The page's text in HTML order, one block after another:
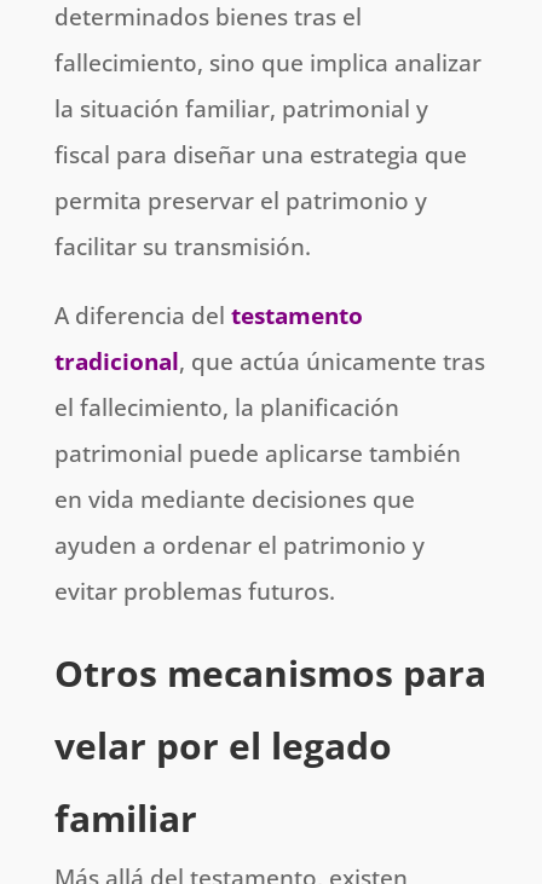
determinados bienes tras el
fallecimiento, sino que implica analizar
la situación familiar, patrimonial y
fiscal para diseñar una estrategia que
permita preservar el patrimonio y
facilitar su transmisión.
A diferencia del testamento
tradicional, que actúa únicamente tras
el fallecimiento, la planificación
patrimonial puede aplicarse también
en vida mediante decisiones que
ayuden a ordenar el patrimonio y
evitar problemas futuros.
Otros mecanismos para
velar por el legado
familiar